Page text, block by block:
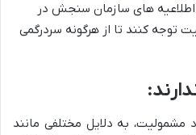
اطلاعیه های سازمان سنجش در
کنند تا از هرگونه سردرگمی
مشمولیت، به دلایل مختلفی مانند